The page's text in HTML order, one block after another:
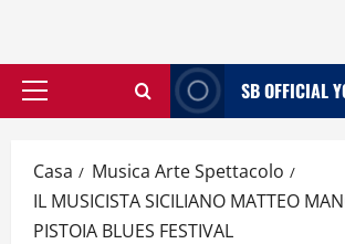
Menù
SB OFFICIAL
Casa
Musica Arte Spettacolo
IL MUSICISTA SICILIANO MATTEO
PISTOIA BLUES FESTIVAL